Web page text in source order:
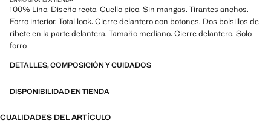
100% Lino. Diseño recto. Cuello pico. Sin mangas. Tirantes anchos.
Forro interior. Total look. Cierre delantero con botones. Dos bolsillos de
ribete en la parte delantera. Tamaño mediano. Cierre delantero. Solo
forro
DETALLES, COMPOSICIÓN Y CUIDADOS
DISPONIBILIDAD EN TIENDA
CUALIDADES DEL ARTÍCULO